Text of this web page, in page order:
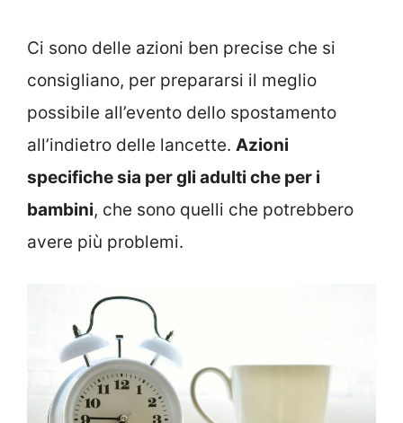
Ci sono delle azioni ben precise che si
consigliano, per prepararsi il meglio
possibile all’evento dello spostamento
all’indietro delle lancette. Azioni
specifiche sia per gli adulti che per i
bambini, che sono quelli che potrebbero
avere più problemi.